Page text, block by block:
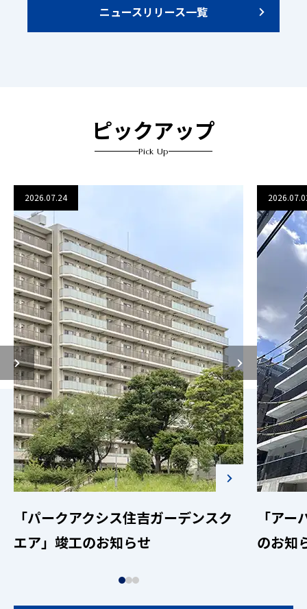
ニュースリリース一覧
ピックアップ
Pick Up
2026.07.24
「パークアクシス住吉ガーデンスク
エア」竣工のお知らせ
「ア
のお知